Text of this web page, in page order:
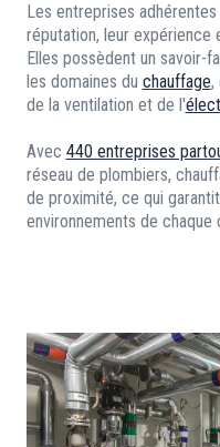
Les entreprises
réputation, leur expérience
Elles possèdent un savoir-
les domaines du chauffage,
de la ventilation et de l'
Avec 440 entreprises
réseau de plombiers,
de proximité, ce qui
environnements de